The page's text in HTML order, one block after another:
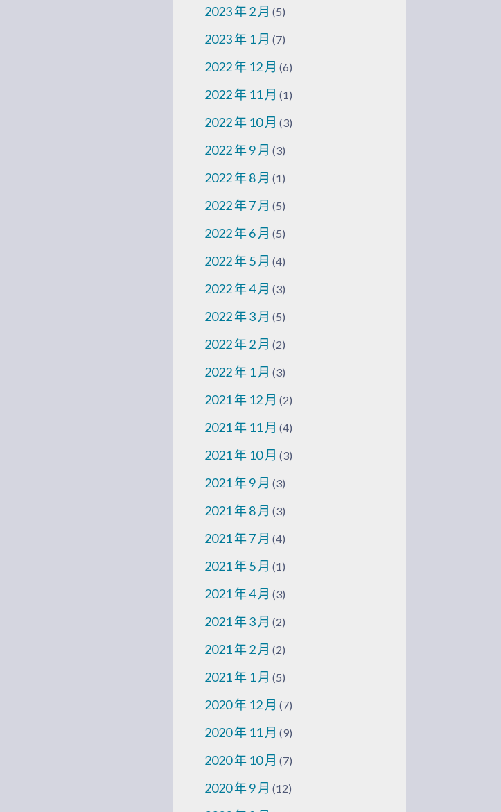
2023 年 2 月 (5)
2023 年 1 月 (7)
2022 年 12 月 (6)
2022 年 11 月 (1)
2022 年 10 月 (3)
2022 年 9 月 (3)
2022 年 8 月 (1)
2022 年 7 月 (5)
2022 年 6 月 (5)
2022 年 5 月 (4)
2022 年 4 月 (3)
2022 年 3 月 (5)
2022 年 2 月 (2)
2022 年 1 月 (3)
2021 年 12 月 (2)
2021 年 11 月 (4)
2021 年 10 月 (3)
2021 年 9 月 (3)
2021 年 8 月 (3)
2021 年 7 月 (4)
2021 年 5 月 (1)
2021 年 4 月 (3)
2021 年 3 月 (2)
2021 年 2 月 (2)
2021 年 1 月 (5)
2020 年 12 月 (7)
2020 年 11 月 (9)
2020 年 10 月 (7)
2020 年 9 月 (12)